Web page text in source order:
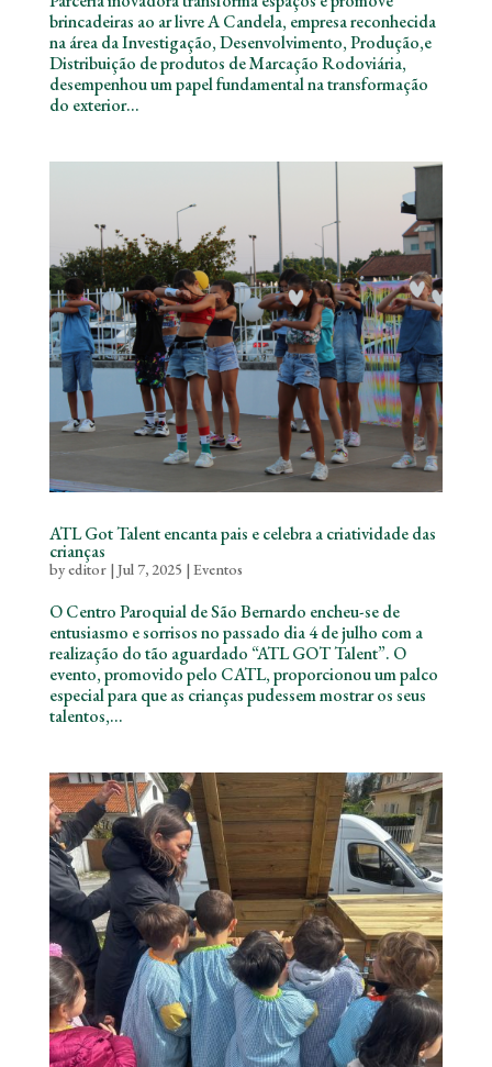
brincadeiras ao ar livre A Candela, empresa reconhecida
na área da Investigação, Desenvolvimento, Produção,e
Distribuição de produtos de Marcação Rodoviária,
desempenhou um papel fundamental na transformação
do exterior...
ATL Got Talent encanta pais e celebra a criatividade das
crianças
byeditor| Jul 7, 2025 | Eventos
O Centro Paroquial de São Bernardo encheu-se de
entusiasmo e sorrisos no passado dia 4 de julho com a
realização do tão aguardado “ATL GOT Talent”. O
evento, promovido pelo CATL, proporcionou um palco
especial para que as crianças pudessem mostrar os seus
talentos,...